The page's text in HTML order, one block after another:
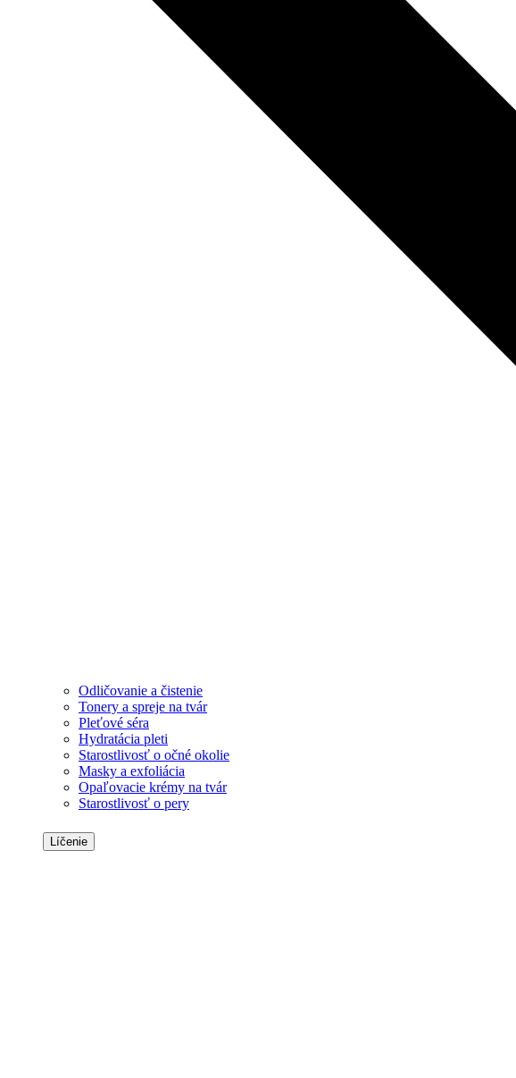
Odličovanie a čistenie
Tonery a spreje na tvár
Pleťové séra
Hydratácia pleti
Starostlivosť o očné okolie
Masky a exfoliácia
Opaľovacie krémy na tvár
Starostlivosť o pery
Líčenie